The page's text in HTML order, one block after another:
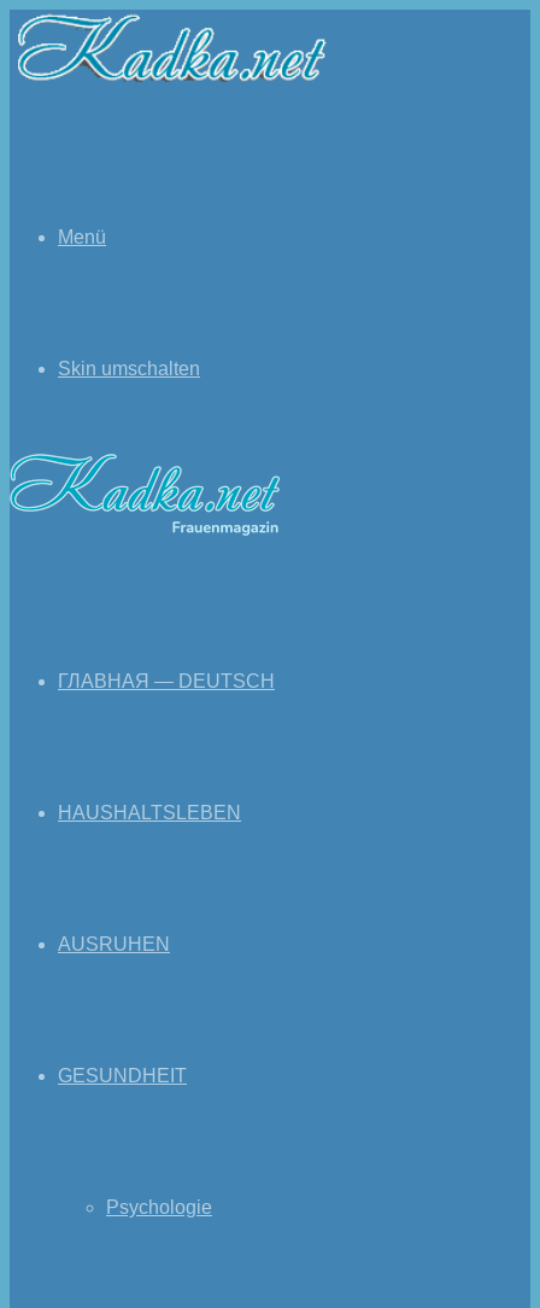
Menü
Skin umschalten
ГЛАВНАЯ — DEUTSCH
HAUSHALTSLEBEN
AUSRUHEN
GESUNDHEIT
Psychologie